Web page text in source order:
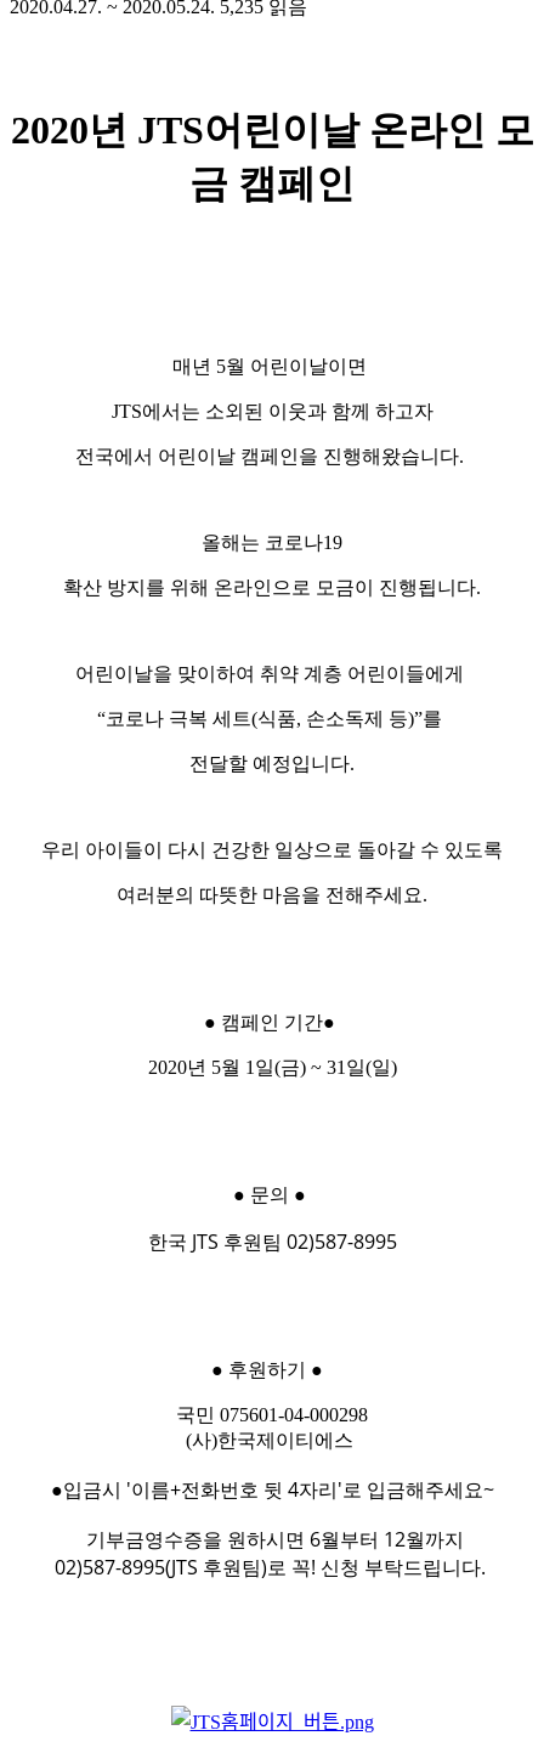
2020.04.27. ~ 2020.05.24. 5,235 읽음
2020년 JTS어린이날 온라인 모
금 캠페인
매년 5월 어린이날이면
JTS에서는 소외된 이웃과 함께 하고자
전국에서 어린이날 캠페인을 진행해왔습니다.
올해는 코로나19
확산 방지를 위해 온라인으로 모금이 진행됩니다.
어린이날을 맞이하여 취약 계층 어린이들에게
“코로나 극복 세트(식품, 손소독제 등)”를
전달할 예정입니다.
우리 아이들이 다시 건강한 일상으로 돌아갈 수 있도록
여러분의 따뜻한 마음을 전해주세요.
● 캠페인 기간●
2020년 5월 1일(금) ~ 31일(일)
● 문의 ●
한국 JTS 후원팀 02)587-8995
● 후원하기 ●
국민 075601-04-000298
(사)한국제이티에스
●입금시 '이름+전화번호 뒷 4자리'로 입금해주세요~
기부금영수증을 원하시면 6월부터 12월까지
02)587-8995(JTS 후원팀)로 꼭! 신청 부탁드립니다.